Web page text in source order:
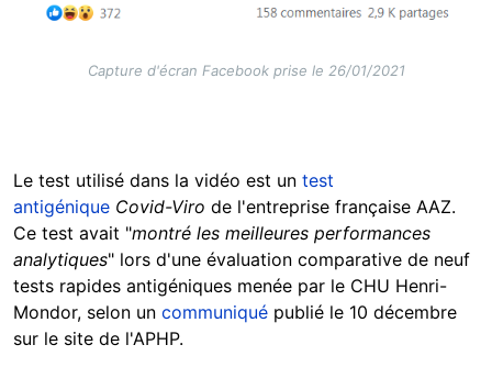
Capture d'écran Facebook prise le 26/01/2021
Le test utilisé dans la vidéo est un test
antigénique Covid-Viro de l'entreprise française AAZ.
Ce test avait "montré les meilleures performances
analytiques" lors d'une évaluation comparative de neuf
tests rapides antigéniques menée par le CHU Henri-
Mondor, selon un communiqué publié le 10 décembre
sur le site de l'APHP.